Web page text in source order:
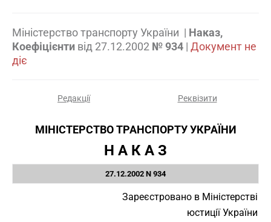
Міністерство транспорту України | Наказ,
Коефіцієнти від 27.12.2002 № 934 | Документ не
діє
Редакції Реквізити
МІНІСТЕРСТВО ТРАНСПОРТУ УКРАЇНИ
Н А К А З
27.12.2002 N 934
Зареєстровано в Міністерстві
юстиції України